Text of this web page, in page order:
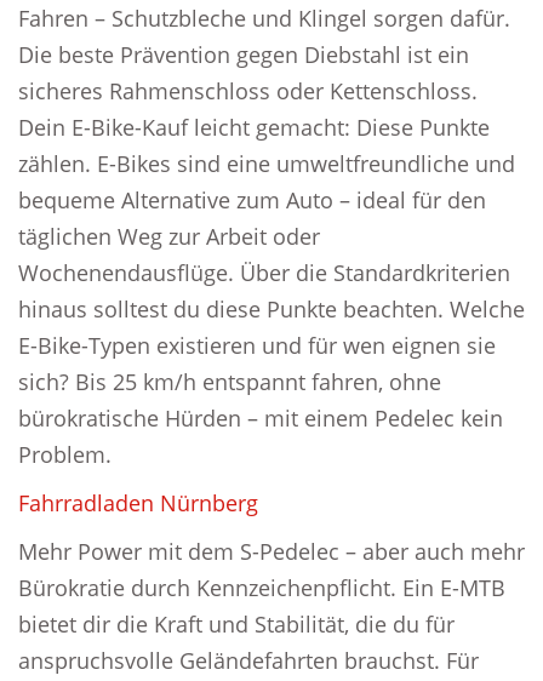
Fahren – Schutzbleche und Klingel sorgen dafür.
Die beste Prävention gegen Diebstahl ist ein
sicheres Rahmenschloss oder Kettenschloss.
Dein E-Bike-Kauf leicht gemacht: Diese Punkte
zählen. E-Bikes sind eine umweltfreundliche und
bequeme Alternative zum Auto – ideal für den
täglichen Weg zur Arbeit oder
Wochenendausflüge. Über die Standardkriterien
hinaus solltest du diese Punkte beachten. Welche
E-Bike-Typen existieren und für wen eignen sie
sich? Bis 25 km/h entspannt fahren, ohne
bürokratische Hürden – mit einem Pedelec kein
Problem.
Fahrradladen Nürnberg
Mehr Power mit dem S-Pedelec – aber auch mehr
Bürokratie durch Kennzeichenpflicht. Ein E-MTB
bietet dir die Kraft und Stabilität, die du für
anspruchsvolle Geländefahrten brauchst. Für